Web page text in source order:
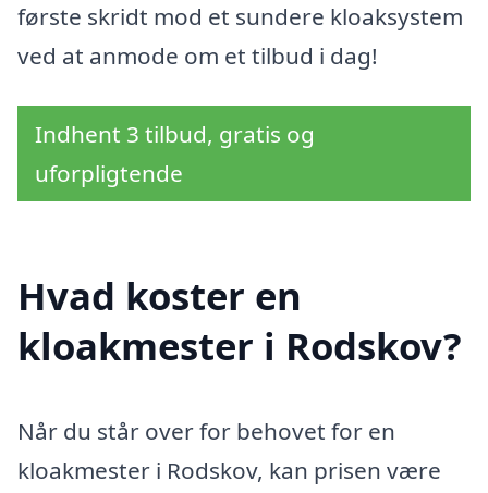
første skridt mod et sundere kloaksystem
ved at anmode om et tilbud i dag!
Indhent 3 tilbud, gratis og
uforpligtende
Hvad koster en
kloakmester i Rodskov?
Når du står over for behovet for en
kloakmester i Rodskov, kan prisen være